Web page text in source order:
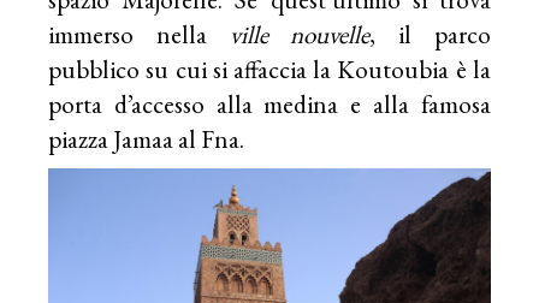
immerso nella ville nouvelle, il parco
pubblico su cui si affaccia la Koutoubia è la
porta d’accesso alla medina e alla famosa
piazza Jamaa al Fna.